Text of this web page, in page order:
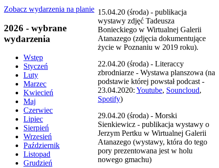
Zobacz wydarzenia na planie
2026 - wybrane
wydarzenia
Wstęp
Styczeń
Luty
Marzec
Kwiecień
Maj
Czerwiec
Lipiec
Sierpień
Wrzesień
Październik
Listopad
Grudzień
15.04.20 (środa) - publikacja
wystawy zdjęć Tadeusza
Bonieckiego w Wirtualnej Galerii
Atanazego (zdjęcia dokumentujące
życie w Poznaniu w 2019 roku).
22.04.20 (środa) - Literaccy
zbrodniarze - Wystawa planszowa (na
podstawie której powstał podcast -
23.04.2020: Youtube, Souncloud,
Spotify)
29.04.20 (środa) - Morski
Sienkiewicz - publikacja wystawy o
Jerzym Pertku w Wirtualnej Galerii
Atanazego (wystawy, która do tego
pory prezentowana jest w holu
nowego gmachu)